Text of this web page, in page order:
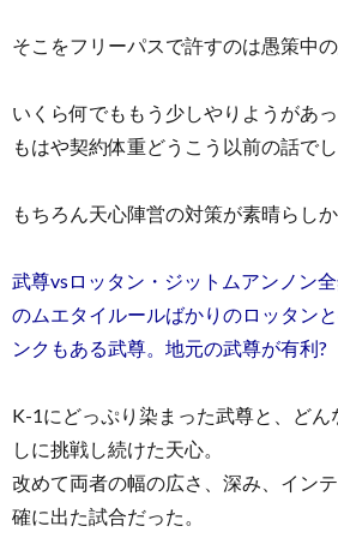
そこをフリーパスで許すのは愚策中の
いくら何でももう少しやりようがあ
もはや契約体重どうこう以前の話でし
もちろん天心陣営の対策が素晴らし
武尊vsロッタン・ジットムアンノン
のムエタイルールばかりのロッタン
ンクもある武尊。地元の武尊が有利?
K-1にどっぷり染まった武尊と、ど
しに挑戦し続けた天心。
改めて両者の幅の広さ、深み、イン
確に出た試合だった。